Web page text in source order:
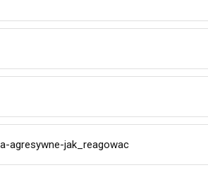
agresywne-jak_reagowac